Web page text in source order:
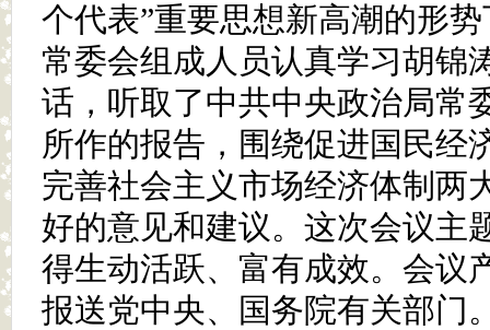
个代表”重要思想新高潮的形
常委会组成人员认真学习胡锦
话，听取了中共中央政治局常
所作的报告，围绕促进国民经
完善社会主义市场经济体制两
好的意见和建议。这次会议主
得生动活跃、富有成效。会议
报送党中央、国务院有关部门